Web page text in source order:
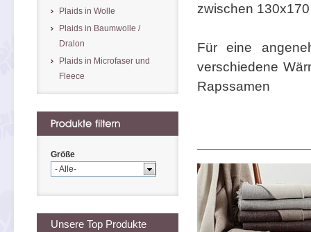
zwischen
Für eine
verschiedene
Rapssamen
Plaids in Wolle
Plaids in Baumwolle /
Dralon
Plaids in Microfaser und
Fleece
Größe
- Alle-
Unsere Top Produkte